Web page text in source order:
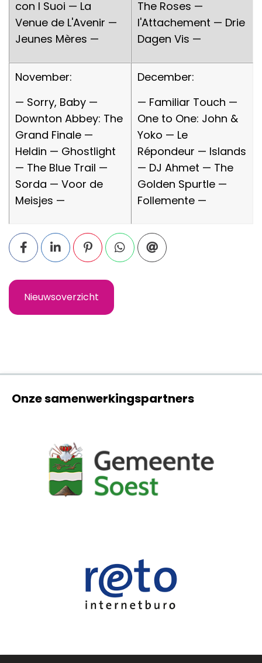
con I Suoi — La
Venue de L'Avenir —
Jeunes Mères —
The Roses —
l'Attachement — Drie
Dagen Vis —
November:
— Sorry, Baby —
Downton Abbey: The
Grand Finale —
Heldin — Ghostlight
— The Blue Trail —
Sorda — Voor de
Meisjes —
December:
— Familiar Touch —
One to One: John &
Yoko — Le
Répondeur — Islands
— DJ Ahmet — The
Golden Spurtle —
Follemente —
Nieuwsoverzicht
Onze samenwerkingspartners